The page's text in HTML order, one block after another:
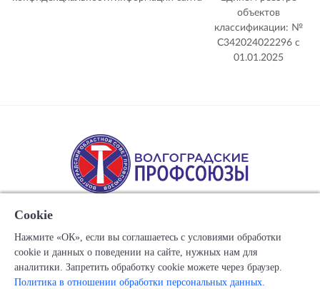
объектов
классификации: №
С342024022296 c
01.01.2025
Copyright © 1917-2025 Союз организаций профсоюзов
"Волгоградский областной Совет профессиональных
Cookie
Нажмите «ОК», если вы соглашаетесь с условиями обработки
cookie и данных о поведении на сайте, нужных нам для
аналитики. Запретить обработку cookie можете через браузер.
Политика в отношении обработки персональных данных.